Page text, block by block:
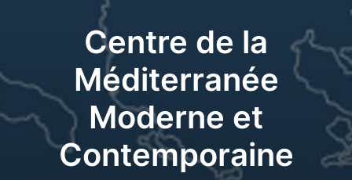
Centre de la
Méditerranée
Moderne et
Contemporaine